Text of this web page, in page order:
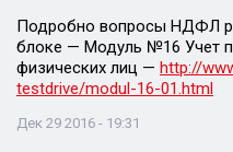
Подробно вопросы НДФЛ
блоке — Модуль №16 Учет
физических лиц — http://
testdrive/modul-16-01.html
Дек 29 2016 - 19:31